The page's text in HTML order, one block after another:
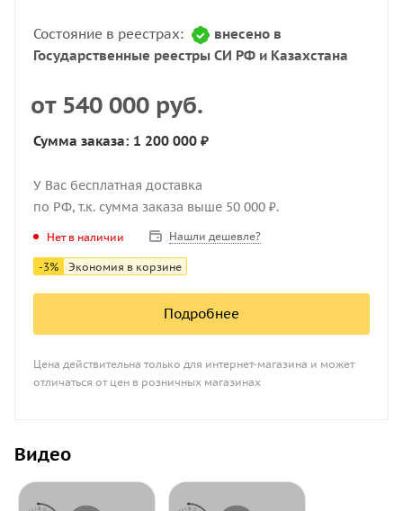
Состояние в реестрах:
внесено в
Государственные реестры СИ РФ и Казахстана
от 540 000 руб.
Сумма заказа: 1 200 000 ₽
У Вас бесплатная доставка
по РФ, т.к. сумма заказа выше 50 000 ₽.
Нет в наличии Нашли дешевле?
-3% Экономия в корзине
Подробнее
Цена действительна только для интернет-магазина и может
отличаться от цен в розничных магазинах
Видео